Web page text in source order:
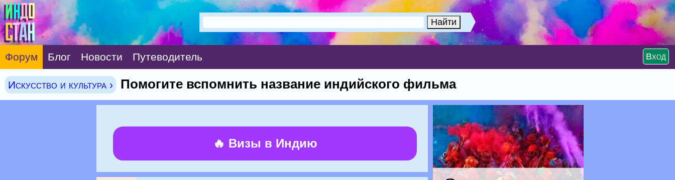
Форум Блог Новости Путеводитель Вход
Искусство и культура › Помогите вспомнить название индийского фильма
🔥 Визы в Индию